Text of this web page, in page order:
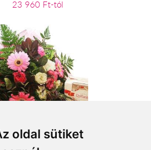
oldal sütiket
23 960 Ft-tól